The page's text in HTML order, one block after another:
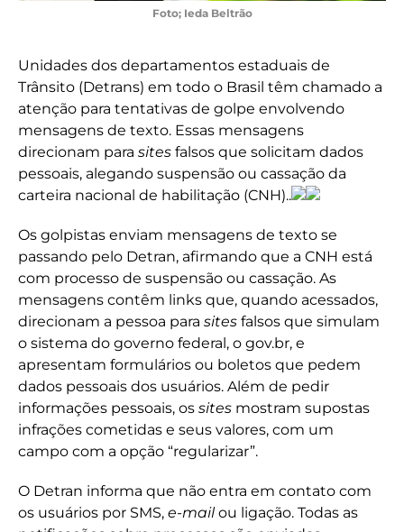
Foto; Ieda Beltrão
Unidades dos departamentos estaduais de
Trânsito (Detrans) em todo o Brasil têm chamado a
atenção para tentativas de golpe envolvendo
mensagens de texto. Essas mensagens
direcionam para sites falsos que solicitam dados
pessoais, alegando suspensão ou cassação da
carteira nacional de habilitação (CNH)..
Os golpistas enviam mensagens de texto se
passando pelo Detran, afirmando que a CNH está
com processo de suspensão ou cassação. As
mensagens contêm links que, quando acessados,
direcionam a pessoa para sites falsos que simulam
o sistema do governo federal, o gov.br, e
apresentam formulários ou boletos que pedem
dados pessoais dos usuários. Além de pedir
informações pessoais, os sites mostram supostas
infrações cometidas e seus valores, com um
campo com a opção “regularizar”.
O Detran informa que não entra em contato com
os usuários por SMS, e-mailou ligação. Todas as